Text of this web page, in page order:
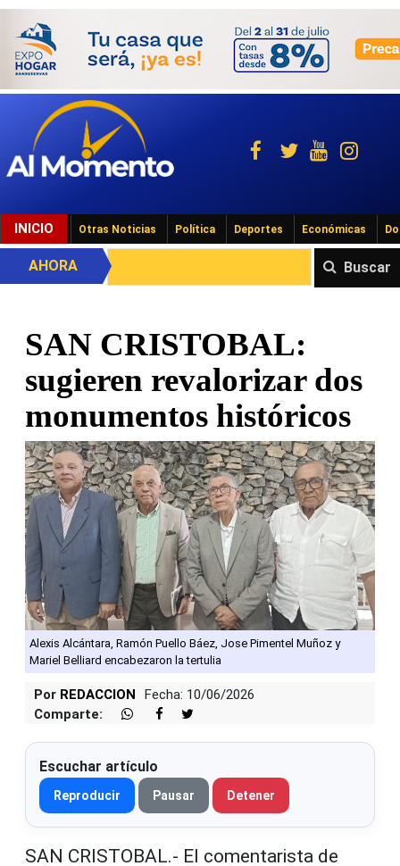
INICIO Otras Noticias Política Deportes Económicas
Buscar
AHORA
SAN CRISTOBAL:
sugieren revalorizar dos
monumentos históricos
Alexis Alcántara, Ramón Puello Báez, Jose Pimentel Muñoz y
Mariel Belliard encabezaron la tertulia
Por REDACCION
Fecha: 10/06/2026
Comparte:
Escuchar artículo
Reproducir Pausar Detener
SAN CRISTOBAL.- El comentarista de